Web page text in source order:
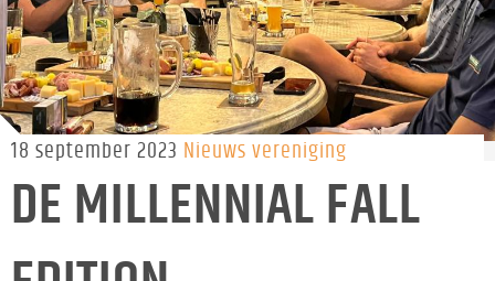
18 september 2023 Nieuws vereniging
DE MILLENNIAL FALL